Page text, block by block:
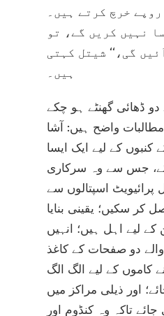
ناشتے پر ۴۰۰-۵۰۰ روپے خرچ کرتے ہیں۔
نہیں کریں گے، تو
گی،‘‘ شیتل کہتی
ہیں۔
دو ڈھائی گھنٹے ہو چکے
مطالبات واضح ہیں: آشا
کنبوں کے لیے ایک ایسا
جائے، جس سے وہ سرکاری
اسپتالوں سے
کر سکیں؛ یقینی بنایا
لیے اہل ہیں؛ انہیں
دو صفحات کے کاغذ
کاموں کے لیے الگ الگ
اور ذیلی مراکز میں
جائے تاکہ وہ کنڈوم اور